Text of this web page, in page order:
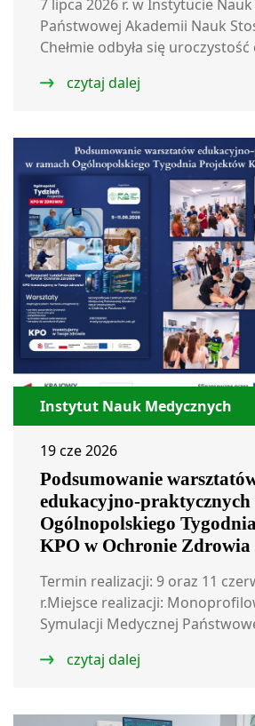
7 lipca 2026 r. w Instytucie
Państwowej Akademii Nauk
Chełmie odbyła się
czytaj dalej
Instytut Nauk Medycznych
19 cze 2026
Podsumowanie
edukacyjno-praktycznych
Ogólnopolskiego
KPO w Ochronie Zdrowia
Termin realizacji: 9 oraz 11
r.Miejsce realizacji:
Symulacji Medycznej
czytaj dalej